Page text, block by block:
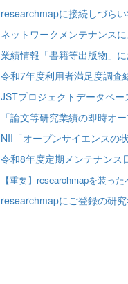
researchmapに接続しづら
ネットワークメンテナンス
業績情報「書籍等出版物」
令和7年度利用者満足度調査
JSTプロジェクトデータベ
「論文等研究業績の即時オ
NII「オープンサイエンスの
令和8年度定期メンテナンス
【重要】researchmapを装っ
researchmapにご登録の研